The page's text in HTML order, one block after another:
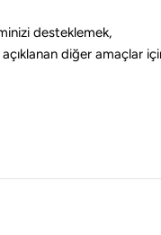
desteklemek,
açıklanan diğer amaçlar